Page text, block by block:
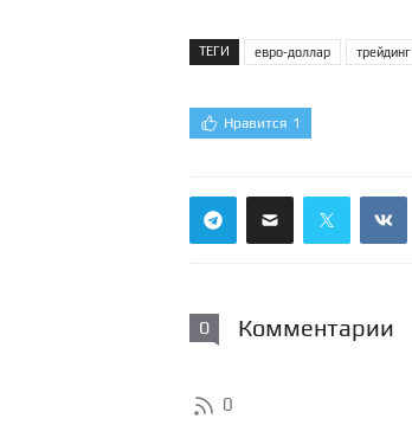
ТЕГИ евро-доллар трейдинг
Нравится 1
0 Комментарии
0